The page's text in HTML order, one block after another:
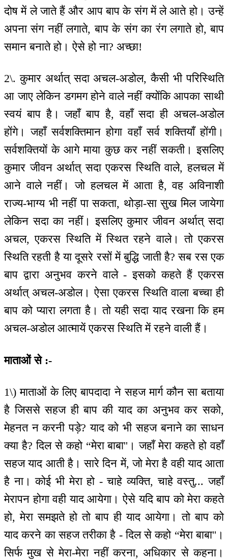
दोष में ले जाते हैं और आप बाप के संग में ले आते हो। उन्हें
अपना संग नहीं लगाते, बाप के संग का रंग लगाते हो, बाप
समान बनाते हो। ऐसे हो ना? अच्छा!
2\. कुमार अर्थात् सदा अचल-अडोल, कैसी भी परिस्थिति
आ जाए लेकिन डगमग होने वाले नहीं क्योंकि आपका साथी
स्वयं बाप है। जहाँ बाप है, वहाँ सदा ही अचल-अडोल
होंगे। जहाँ सर्वशक्तिमान होगा वहाँ सर्व शक्तियाँ होंगी।
सर्वशक्तियों के आगे माया कुछ कर नहीं सकती। इसलिए
कुमार जीवन अर्थात् सदा एकरस स्थिति वाले, हलचल में
आने वाले नहीं। जो हलचल में आता है, वह अविनाशी
राज्य-भाग्य भी नहीं पा सकता, थोड़ा-सा सुख मिल जायेगा
लेकिन सदा का नहीं। इसलिए कुमार जीवन अर्थात् सदा
अचल, एकरस स्थिति में स्थित रहने वाले। तो एकरस
स्थिति रहती है या दूसरे रसों में बुद्धि जाती है? सब रस एक
बाप द्वारा अनुभव करने वाले - इसको कहते हैं एकरस
अर्थात् अचल-अडोल। ऐसा एकरस स्थिति वाला बच्चा ही
बाप को प्यारा लगता है। तो यही सदा याद रखना कि हम
अचल-अडोल आत्मायें एकरस स्थिति में रहने वाली हैं।
माताओं से :-
1\) माताओं के लिए बापदादा ने सहज मार्ग कौन सा बताया
है जिससे सहज ही बाप की याद का अनुभव कर सको,
मेहनत न करनी पड़े? याद को भी सहज बनाने का साधन
क्या है? दिल से कहो “मेरा बाबा''। जहाँ मेरा कहते हो वहाँ
सहज याद आती है। सारे दिन में, जो मेरा है वही याद आता
है ना। कोई भी मेरा हो - चाहे व्यक्ति, चाहे वस्तु... जहाँ
मेरापन होगा वही याद आयेगा। ऐसे यदि बाप को मेरा कहते
हो, मेरा समझते हो तो बाप ही याद आयेगा। तो बाप को
याद करने का सहज तरीका है - दिल से कहो “मेरा बाबा''।
सिर्फ मुख से मेरा-मेरा नहीं करना, अधिकार से कहना।